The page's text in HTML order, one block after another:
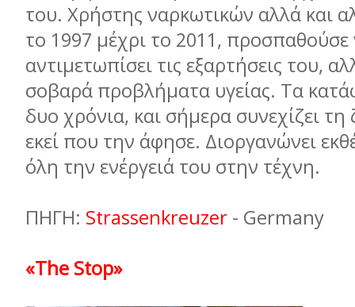
του. Χρήστης ναρκωτικών αλλά και
το 1997 µέχρι το 2011, προσπαθούσε
αντιµετωπίσει τις εξαρτήσεις του,
σοβαρά προβλήµατα υγείας. Τα
δυο χρόνια, και σήµερα συνεχίζει
εκεί που την άφησε. Διοργανώνει
όλη την ενέργειά του στην τέχνη.
ΠΗΓΗ: Strassenkreuzer - Germany
«The Stop»